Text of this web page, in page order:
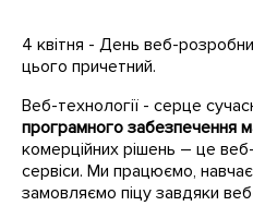
4 квітня - День веб-
цього причетний.
Веб-технології - серце
програмного забезпечення
комерційних рішень – це
сервіси. Ми працюємо,
замовляємо піцу завдяки